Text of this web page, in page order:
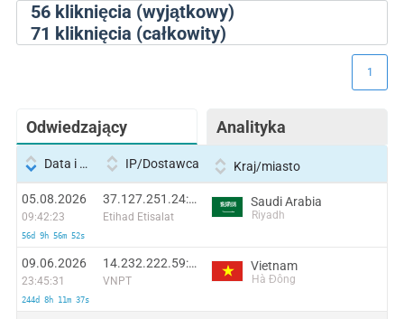
56kliknięcia (wyjątkowy)
71 kliknięcia (całkowity)
Odwiedzający Analityka
1
Data i godzina IP/Dostawca Kraj/miasto
05.08.2026
09:42:23
56d 9h 56m 52s
37.127.251.24:25966
Etihad Etisalat
Saudi Arabia
Riyadh
09.06.2026
23:45:31
244d 8h 11m 37s
14.232.222.59:40552
VNPT
Vietnam
Hà Đông